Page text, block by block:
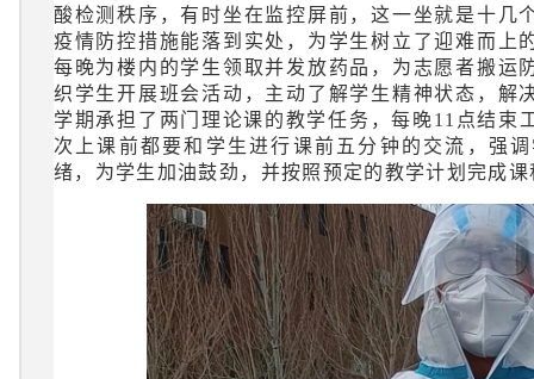
酸检测秩序，有时坐在监控屏前，这一坐就是十几
疫情防控措施能落到实处，为学生树立了迎难而上
每晚为楼内的学生领取并发放药品，为志愿者搬运
织学生开展班会活动，主动了解学生精神状态，解
学期承担了两门理论课的教学任务，每晚11点结束
次上课前都要和学生进行课前五分钟的交流，强
绪，为学生加油鼓劲，并按照预定的教学计划完成